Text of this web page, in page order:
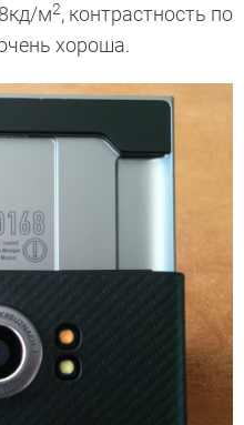
м2, контрастность по
хороша.